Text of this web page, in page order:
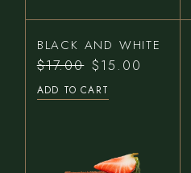
BLACK AND WHITE
$17.00
Original
price
was:
$15.00
Current
price
is:
ADD TO CART